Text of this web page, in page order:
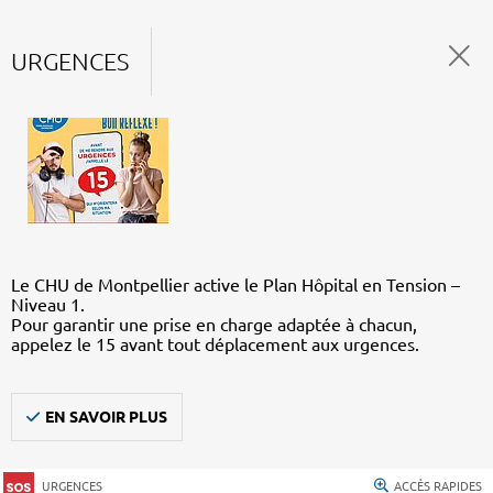
URGENCES
Le CHU de Montpellier active le Plan Hôpital en Tension –
Niveau 1.
Pour garantir une prise en charge adaptée à chacun,
appelez le 15 avant tout déplacement aux urgences.
EN SAVOIR PLUS
URGENCES ACCÈS RAPIDES